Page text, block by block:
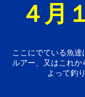
４月
ここにでている魚
ルアー、又はこれ
よって釣